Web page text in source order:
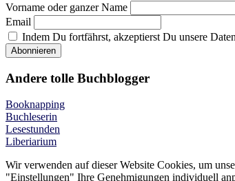
Vorname oder ganzer Name
Email
Indem Du fortfährst, akzeptierst Du unsere
Andere tolle Buchblogger
Booknapping
Buchleserin
Lesestunden
Liberiarium
Wir verwenden auf dieser Website Cookies, um
"Einstellungen" Ihre Genehmigungen individuell